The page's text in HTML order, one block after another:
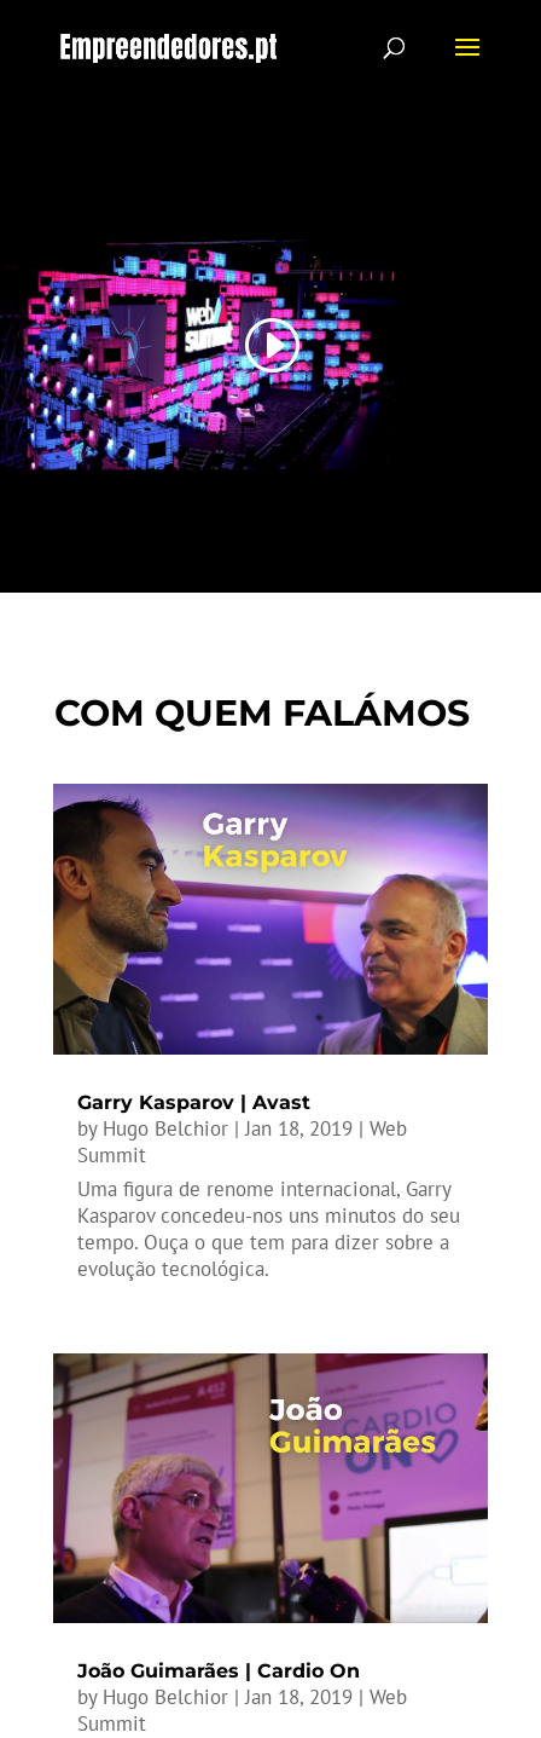
COM QUEM FALÁMOS
Garry Kasparov | Avast
by Hugo Belchior|Jan 18, 2019| Web
Summit
Uma figura de renome internacional, Garry
Kasparov concedeu-nos uns minutos do seu
tempo. Ouça o que tem para dizer sobre a
evolução tecnológica.
João Guimarães | Cardio On
by Hugo Belchior|Jan 18, 2019| Web
Summit